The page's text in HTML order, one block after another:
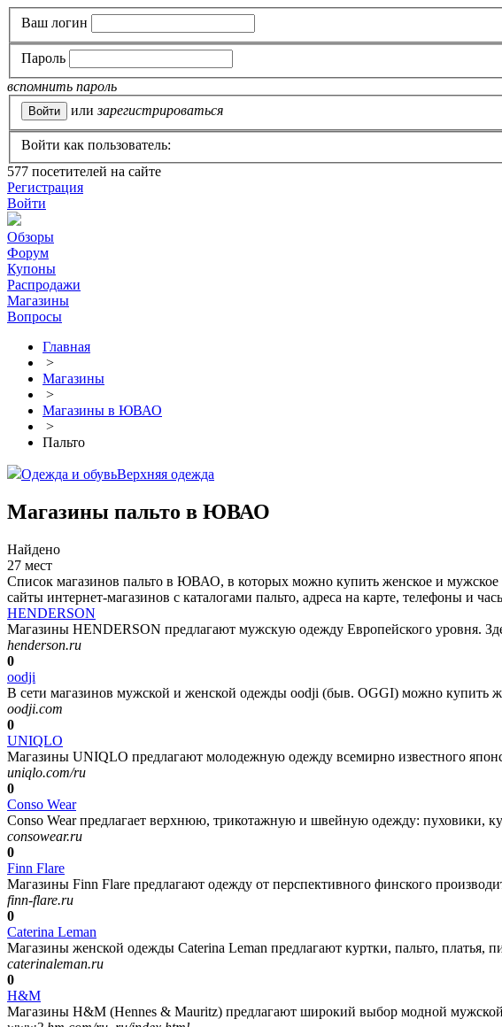
Ваш логин
Пароль
вспомнить пароль
или зарегистрироваться
Войти как пользователь:
577 посетителей на сайте
Регистрация
Войти
Обзоры
Форум
Купоны
Распродажи
Магазины
Вопросы
Главная
>
Магазины
>
Магазины в ЮВАО
>
Пальто
Одежда и обувьВерхняя одежда
Магазины пальто в ЮВАО
Найдено
27 мест
Список магазинов пальто в ЮВАО, в которых можно купить женское и
сайты интернет-магазинов с каталогами пальто, адреса на карте, телефоны и
HENDERSON
Магазины HENDERSON предлагают мужскую одежду Европейского уровня.
henderson.ru
0
oodji
В сети магазинов мужской и женской одежды oodji (быв. OGGI) можно купить
oodji.com
0
UNIQLO
Магазины UNIQLO предлагают молодежную одежду всемирно известного
uniqlo.com/ru
0
Conso Wear
Conso Wear предлагает верхнюю, трикотажную и швейную одежду: пуховики,
consowear.ru
0
Finn Flare
Магазины Finn Flare предлагают одежду от перспективного финского
finn-flare.ru
0
Caterina Leman
Магазины женской одежды Caterina Leman предлагают куртки, пальто, платья,
caterinaleman.ru
0
H&M
Магазины H&M (Hennes & Mauritz) предлагают широкий выбор модной